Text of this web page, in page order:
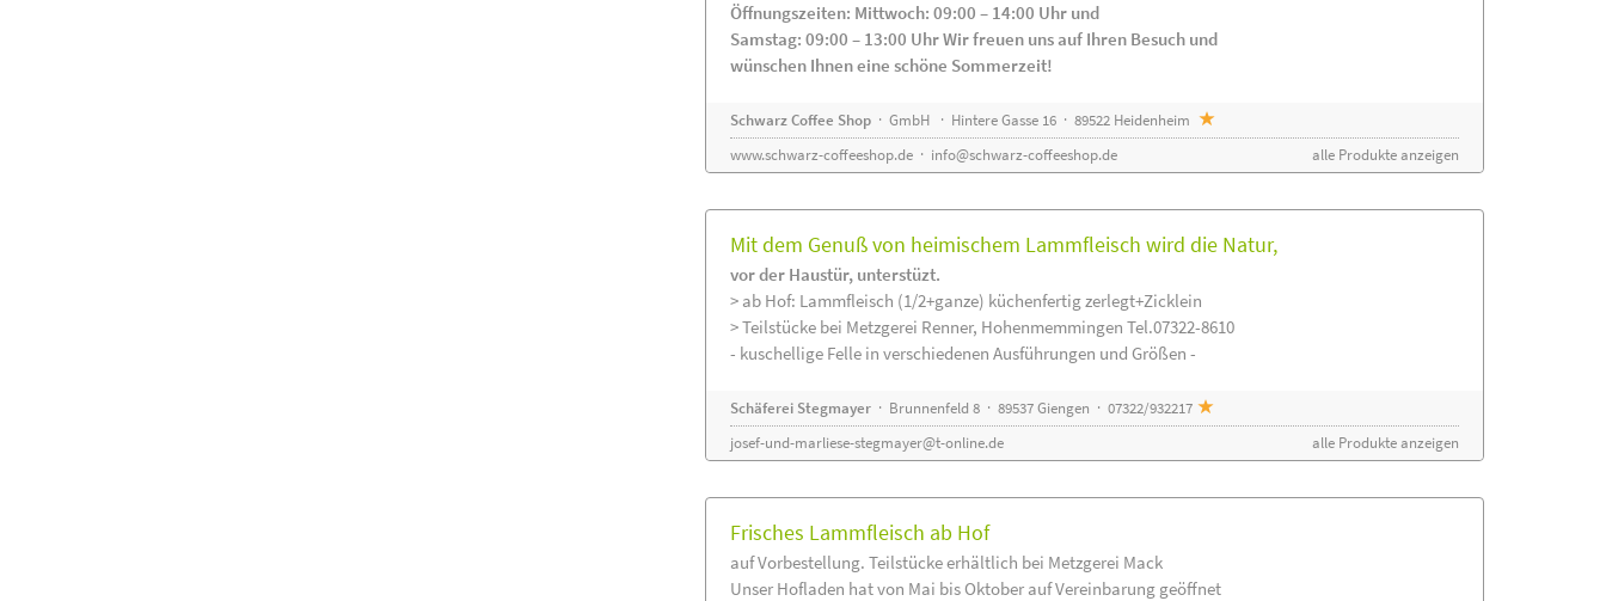
Öffnungszeiten: Mittwoch: 09:00 – 14:00 Uhr und
Samstag: 09:00 – 13:00 Uhr Wir freuen uns auf Ihren Besuch und
wünschen Ihnen eine schöne Sommerzeit!
Schwarz Coffee Shop· GmbH · Hintere Gasse 16 · 89522 Heidenheim
www.schwarz-coffeeshop.de· info@schwarz-coffeeshop.de alle Produkte anzeigen
Mit dem Genuß von heimischem Lammfleisch wird die Natur,
vor der Haustür, unterstüzt.
> ab Hof: Lammfleisch (1/2+ganze) küchenfertig zerlegt+Zicklein
> Teilstücke bei Metzgerei Renner, Hohenmemmingen Tel.07322-8610
- kuschellige Felle in verschiedenen Ausführungen und Größen -
Schäferei Stegmayer· Brunnenfeld 8 · 89537 Giengen · 07322/932217
josef-und-marliese-stegmayer@t-online.de
alle Produkte anzeigen
Frisches Lammfleisch ab Hof
auf Vorbestellung. Teilstücke erhältlich bei Metzgerei Mack
Unser Hofladen hat von Mai bis Oktober auf Vereinbarung geöffnet